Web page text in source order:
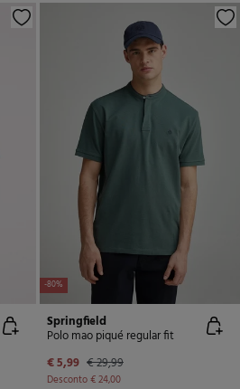
-80%
Springfield
Polo mao piqué regular fit
€ 5,99 € 29,99
Desconto€ 24,00